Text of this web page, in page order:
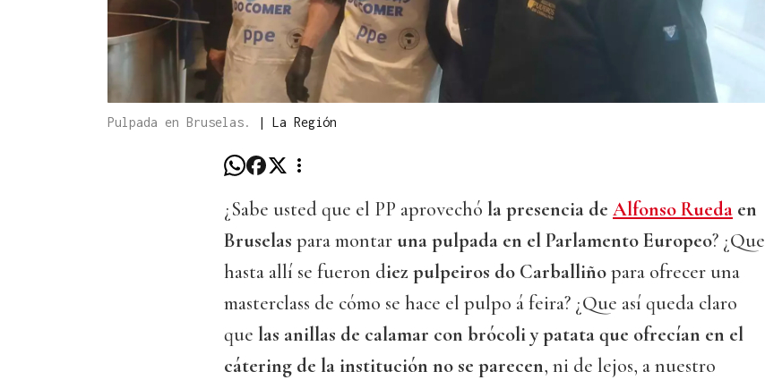
Pulpada en Bruselas. | La Región
¿Sabe usted que el PP aprovechó la presencia de Alfonso Rueda en
Bruselas para montaruna pulpada en el Parlamento Europeo? ¿Que
hasta allí se fueron diez pulpeiros do Carballiñopara ofrecer una
masterclass de cómo se hace el pulpo á feira? ¿Que así queda claro
que las anillas de calamar con brócoli y patata que ofrecían en el
cátering de la institución no se parecen, ni de lejos, a nuestro